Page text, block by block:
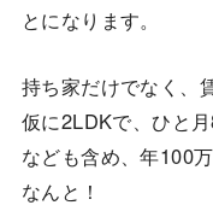
とになります。
持ち家だけでなく、
仮に2LDKで、ひと
なども含め、年100万
なんと！